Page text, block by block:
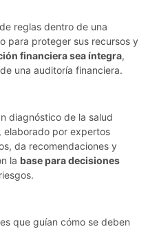
reglas dentro de una
para proteger sus recursos y
financiera sea íntegra,
una auditoría financiera.
diagnóstico de la salud
elaborado por expertos
da recomendaciones y
la base para decisiones
que guían cómo se deben